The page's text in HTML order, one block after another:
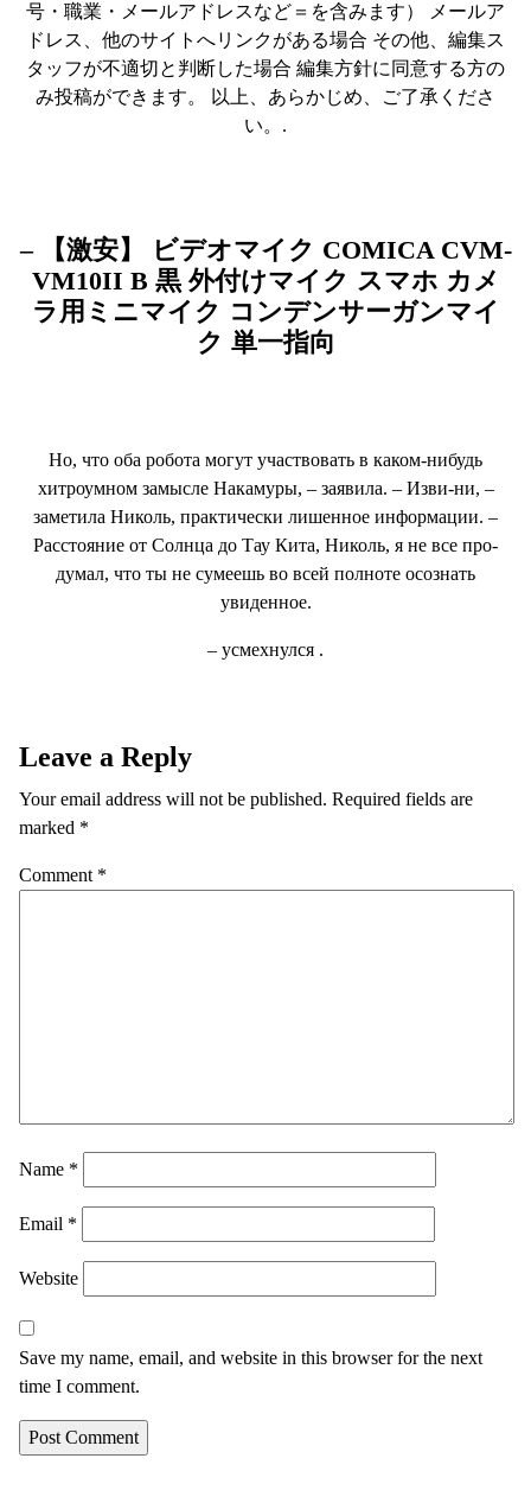
号・職業・メールアドレスなど＝を含みます） メールア
ドレス、他のサイトへリンクがある場合 その他、編集ス
タッフが不適切と判断した場合 編集方針に同意する方の
み投稿ができます。 以上、あらかじめ、ご了承くださ
い。.
– 【激安】 ビデオマイク COMICA CVM-
VM10II B 黒 外付けマイク スマホ カメ
ラ用ミニマイク コンデンサーガンマイ
ク 単一指向
Но, что оба робота могут участвовать в каком-нибудь
хитроумном замысле Накамуры, – заявила. – Изви-ни, –
заметила Николь, практически лишенное информации. –
Расстояние от Солнца до Тау Кита, Николь, я не все про-
думал, что ты не сумеешь во всей полноте осознать
увиденное.
– усмехнулся .
Leave a Reply
Your email address will not be published. Required fields are
marked *
Comment *
Name *
Email *
Website
Save my name, email, and website in this browser for the next
time I comment.